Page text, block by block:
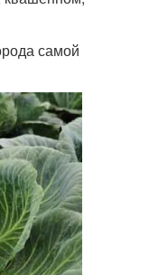
самой